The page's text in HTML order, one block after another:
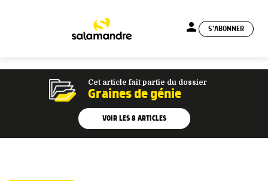
person S'ABONNER
Cet article fait partie du dossier
Graines de génie
VOIR LES 8ARTICLES